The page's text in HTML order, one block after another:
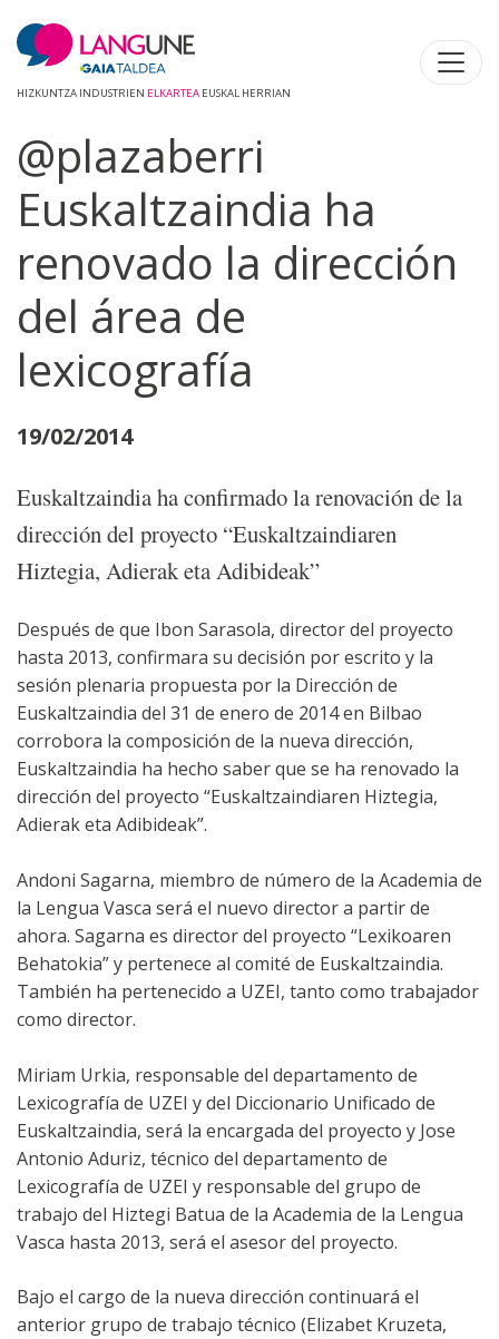
HIZKUNTZA INDUSTRIEN ELKARTEA EUSKAL HERRIAN
@plazaberri
Euskaltzaindia ha
renovado la dirección
del área de
lexicografía
19/02/2014
Euskaltzaindia ha confirmado la renovación de la
dirección del proyecto “Euskaltzaindiaren
Hiztegia, Adierak eta Adibideak”
Después de que Ibon Sarasola, director del proyecto
hasta 2013, confirmara su decisión por escrito y la
sesión plenaria propuesta por la Dirección de
Euskaltzaindia del 31 de enero de 2014 en Bilbao
corrobora la composición de la nueva dirección,
Euskaltzaindia ha hecho saber que se ha renovado la
dirección del proyecto “Euskaltzaindiaren Hiztegia,
Adierak eta Adibideak”.
Andoni Sagarna, miembro de número de la Academia de
la Lengua Vasca será el nuevo director a partir de
ahora. Sagarna es director del proyecto “Lexikoaren
Behatokia” y pertenece al comité de Euskaltzaindia.
También ha pertenecido a UZEI, tanto como trabajador
como director.
Miriam Urkia, responsable del departamento de
Lexicografía de UZEI y del Diccionario Unificado de
Euskaltzaindia, será la encargada del proyecto y Jose
Antonio Aduriz, técnico del departamento de
Lexicografía de UZEI y responsable del grupo de
trabajo del Hiztegi Batua de la Academia de la Lengua
Vasca hasta 2013, será el asesor del proyecto.
Bajo el cargo de la nueva dirección continuará el
anterior grupo de trabajo técnico (Elizabet Kruzeta,